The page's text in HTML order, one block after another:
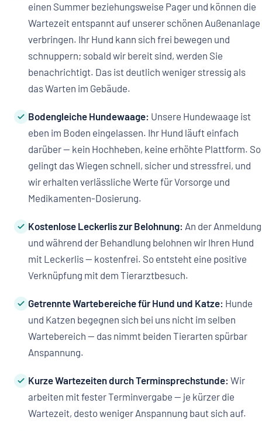
einen Summer beziehungsweise Pager und können die
Wartezeit entspannt auf unserer schönen Außenanlage
verbringen. Ihr Hund kann sich frei bewegen und
schnuppern; sobald wir bereit sind, werden Sie
benachrichtigt. Das ist deutlich weniger stressig als
das Warten im Gebäude.
Bodengleiche Hundewaage: Unsere Hundewaage ist
eben im Boden eingelassen. Ihr Hund läuft einfach
darüber — kein Hochheben, keine erhöhte Plattform. So
gelingt das Wiegen schnell, sicher und stressfrei, und
wir erhalten verlässliche Werte für Vorsorge und
Medikamenten-Dosierung.
Kostenlose Leckerlis zur Belohnung: An der Anmeldung
und während der Behandlung belohnen wir Ihren Hund
mit Leckerlis — kostenfrei. So entsteht eine positive
Verknüpfung mit dem Tierarztbesuch.
Getrennte Wartebereiche für Hund und Katze: Hunde
und Katzen begegnen sich bei uns nicht im selben
Wartebereich — das nimmt beiden Tierarten spürbar
Anspannung.
Kurze Wartezeiten durch Terminsprechstunde: Wir
arbeiten mit fester Terminvergabe — je kürzer die
Wartezeit, desto weniger Anspannung baut sich auf.